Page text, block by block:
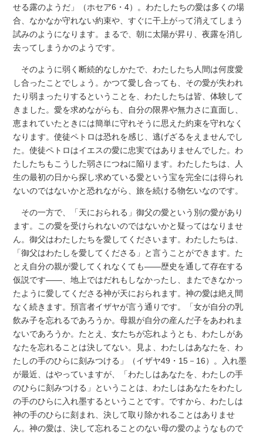
せる露のようだ」（ホセア6・4）。わたしたちの愛は多くの場
合、なかなか守れない約束や、すぐに干上がって消えてしまう
試みのようになります。まるで、朝に太陽が昇り、夜露を消し
去ってしまうかのようです。
そのように弱く断続的なしかたで、わたしたち人間は何度愛
し合ったことでしょう。かつて愛し合っても、その愛が失われ
たり弱まったりするということを、わたしたちは皆、体験して
きました。愛を求めながらも、自分の限界や無力さに直面し、
恵まれていたときには簡単に守れそうに思えた約束を守れなく
なります。使徒ペトロは恐れを感じ、逃げざるをえませんでし
た。使徒ペトロはイエスの愛に忠実ではありませんでした。わ
たしたちもこうした弱さにつねに陥ります。わたしたちは、人
生の最初の日から探し求めている愛という宝を完全には得られ
ないのではないかと恐れながら、旅を続ける物乞いなのです。
その一方で、「天におられる」御父の愛という別の愛があり
ます。この愛を受けられないのではないかと疑ってはなりませ
ん。御父はわたしたちを愛してくださいます。わたしたちは、
「御父はわたしを愛してくださる」と言うことができます。た
とえ自分の親が愛してくれなくても――歴史を通して存在する
仮説です――、地上ではだれもしなかったし、またできなかっ
たように愛してくださる神が天におられます。神の愛は絶え間
なく続きます。預言者イザヤが言う通りです。「女が自分の乳
飲み子を忘れるであろうか。母親が自分の産んだ子をあわれま
ないであろうか。たとえ、女たちが忘れようとも、わたしがあ
なたを忘れることは決してない。見よ、わたしはあなたを、わ
たしの手のひらに刻みつける」（イザヤ49・15－16）。入れ墨
が最近、はやっていますが、「わたしはあなたを、わたしの手
のひらに刻みつける」ということは、わたしはあなたをわたし
の手のひらに入れ墨するということです。ですから、わたしは
神の手のひらに刻まれ、決して取り除かれることはありませ
ん。神の愛は、決して忘れることのない母の愛のようなもので